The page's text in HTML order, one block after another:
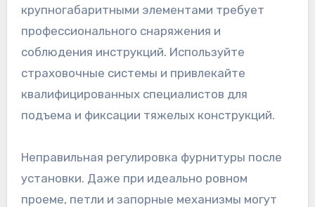
крупногабаритными элементами требует
профессионального снаряжения и
соблюдения инструкций. Используйте
страховочные системы и привлекайте
квалифицированных специалистов для
подъема и фиксации тяжелых конструкций.
Неправильная регулировка фурнитуры после
установки. Даже при идеально ровном
проеме, петли и запорные механизмы могут